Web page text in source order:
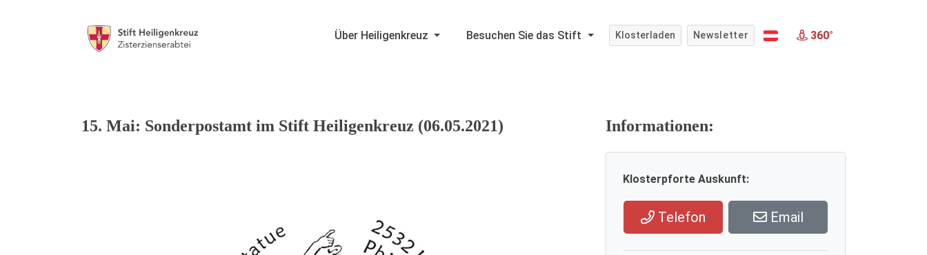
Über Heiligenkreuz Besuchen Sie das Stift Klosterladen Newsletter 360°
15. Mai: Sonderpostamt im Stift Heiligenkreuz (06.05.2021) Informationen:
Klosterpforte Auskunft:
Telefon Email